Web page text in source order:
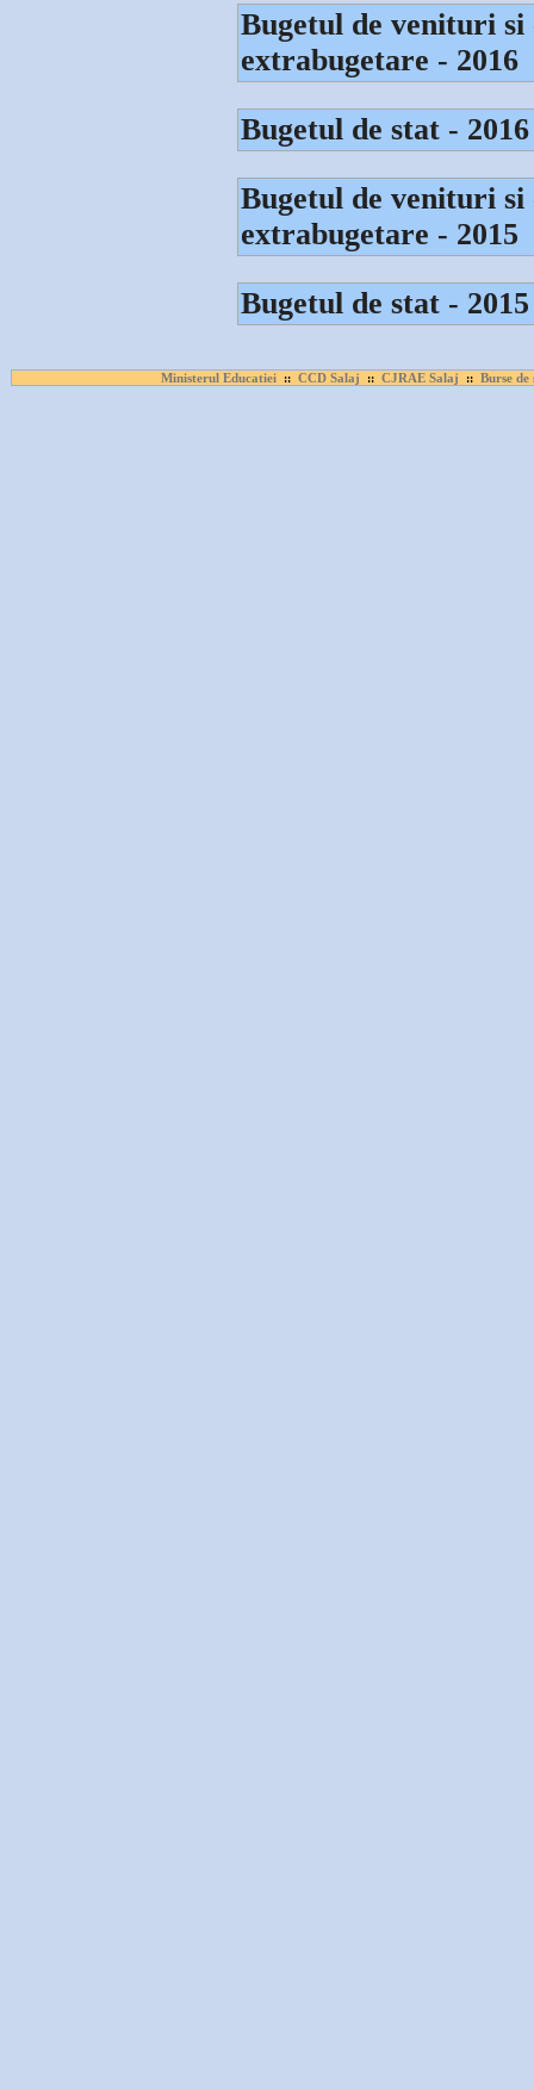
Bugetul de venituri
extrabugetare - 2016
Bugetul de stat - 2016
Bugetul de venituri
extrabugetare - 2015
Bugetul de stat - 2015
Ministerul Educatiei :: CCD Salaj :: CJRAE Salaj :: Burse